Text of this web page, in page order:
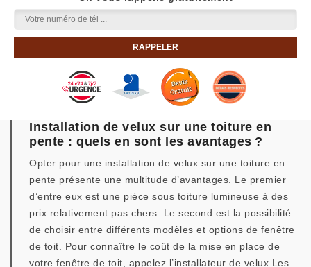
Installation de velux sur une toiture en
pente : quels en sont les avantages ?
Opter pour une installation de velux sur une toiture en
pente présente une multitude d’avantages. Le premier
d’entre eux est une pièce sous toiture lumineuse à des
prix relativement pas chers. Le second est la possibilité
de choisir entre différents modèles et options de fenêtre
de toit. Pour connaître le coût de la mise en place de
votre fenêtre de toit, appelez l’installateur de velux Les